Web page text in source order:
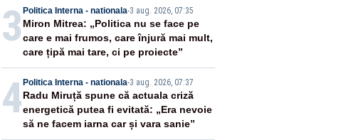
3 Politica Interna - nationala-3 aug. 2026, 07:35
Miron Mitrea: „Politica nu se face pe
care e mai frumos, care înjură mai mult,
care țipă mai tare, ci pe proiecte”
4 Politica Interna - nationala-3 aug. 2026, 07:37
Radu Miruță spune că actuala criză
energetică putea fi evitată: „Era nevoie
să ne facem iarna car și vara sanie”